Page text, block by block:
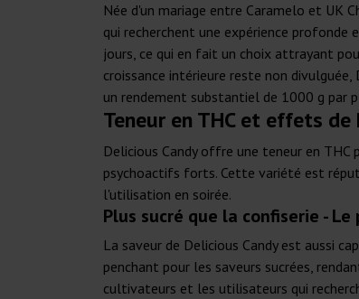
Née d'un mariage entre Caramelo et UK
qui recherchent une expérience
jours, ce qui en fait un choix attrayant
croissance intérieure reste non
un rendement substantiel de 1000 g par
Teneur en THC et effets
Delicious Candy offre une teneur en
psychoactifs forts. Cette variété est
l'utilisation en soirée.
Plus sucré que la confiserie -
La saveur de Delicious Candy est aussi
penchant pour les saveurs sucrées,
cultivateurs et les utilisateurs qui